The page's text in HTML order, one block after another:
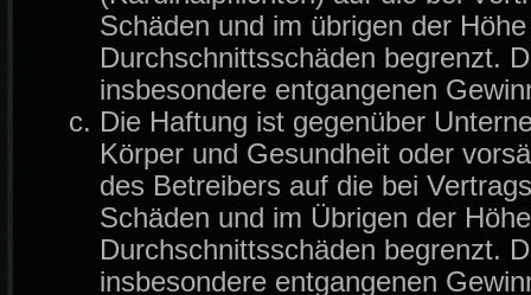
Schäden und im übrigen der
Durchschnittsschäden begrenzt.
insbesondere entgangenen
Die Haftung ist gegenüber
Körper und Gesundheit oder
des Betreibers auf die bei
Schäden und im Übrigen der
Durchschnittsschäden begrenzt.
insbesondere entgangenen